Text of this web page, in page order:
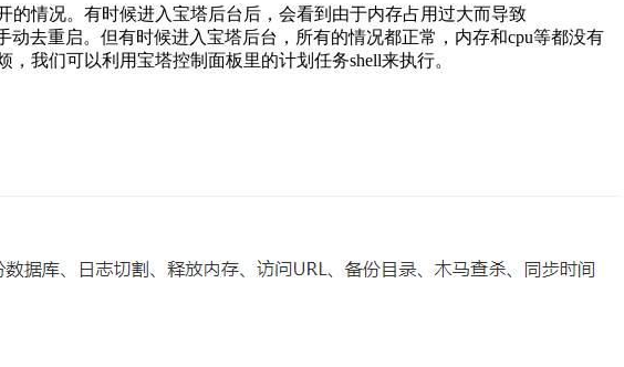
情况。有时候进入宝塔后台后，会看到由于内存占用过大而导致
动去重启。但有时候进入宝塔后台，所有的情况都正常，内存和cpu等都没有
我们可以利用宝塔控制面板里的计划任务shell来执行。